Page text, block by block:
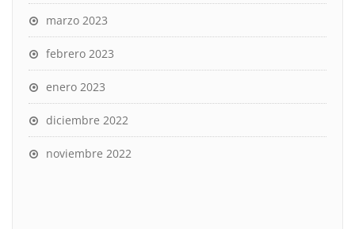
marzo 2023
febrero 2023
enero 2023
diciembre 2022
noviembre 2022